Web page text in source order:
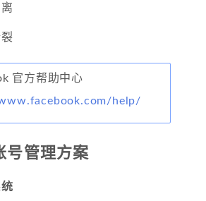
官方帮助中心
help/
号管理方案